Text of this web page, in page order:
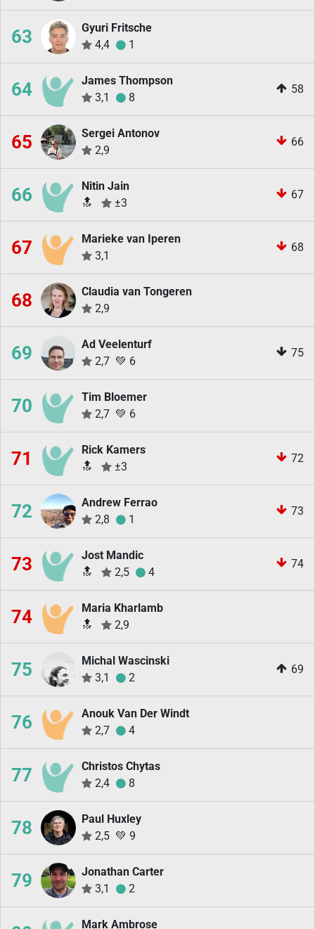
63
Gyuri Fritsche
4,4
1
64
James Thompson
3,1
8
58
65
Sergei Antonov
2,9
66
66
Nitin Jain
🔝
±3
67
67
Marieke van Iperen
3,1
68
68
Claudia van Tongeren
2,9
69
Ad Veelenturf
2,7 💚 6
75
70
Tim Bloemer
2,7 💚 6
71
Rick Kamers
🔝
±3
72
72
Andrew Ferrao
2,8
1
73
73
Jost Mandic
🔝
2,5 4
74
74
Maria Kharlamb
🔝
2,9
75
Michal Wascinski
3,1
2
69
76
Anouk Van Der Windt
2,7
4
77
Christos Chytas
2,4
8
78
Paul Huxley
2,5 💚 9
79
Jonathan Carter
3,1
2
Mark Ambrose